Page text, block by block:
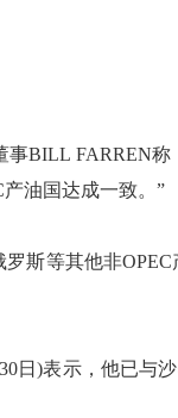
BILL FARREN称
油国达成一致。”
斯等其他非OPEC
)表示，他已与沙